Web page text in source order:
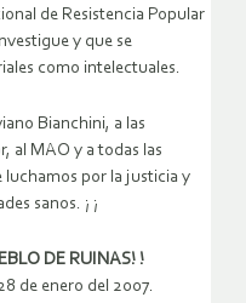
de Resistencia Popular
y que se
como intelectuales.
Bianchini, a las
al MAO y a todas las
luchamos por la justicia y
sanos. ¡ ¡
DE RUINAS! !
de enero del 2007.